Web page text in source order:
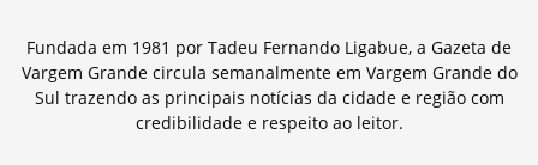
Fundada em 1981 por Tadeu Fernando Ligabue, a Gazeta de
Vargem Grande circula semanalmente em Vargem Grande do
Sul trazendo as principais notícias da cidade e região com
credibilidade e respeito ao leitor.